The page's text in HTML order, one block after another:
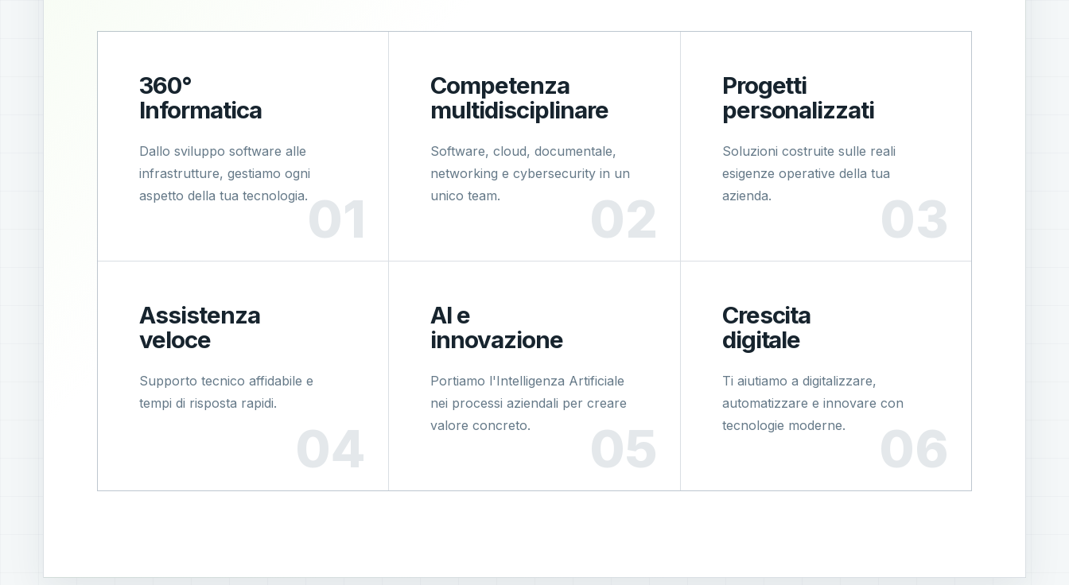
360°
Informatica
Dallo sviluppo software alle
infrastrutture, gestiamo ogni
aspetto della tua tecnologia.
Competenza
multidisciplinare
Software, cloud, documentale,
networking e cybersecurity in un
unico team.
Progetti
personalizzati
Soluzioni costruite sulle reali
esigenze operative della tua
azienda.
Assistenza
veloce
Supporto tecnico affidabile e
tempi di risposta rapidi.
AI e
innovazione
Portiamo l'Intelligenza Artificiale
nei processi aziendali per creare
valore concreto.
Crescita
digitale
Ti aiutiamo a digitalizzare,
automatizzare e innovare con
tecnologie moderne.